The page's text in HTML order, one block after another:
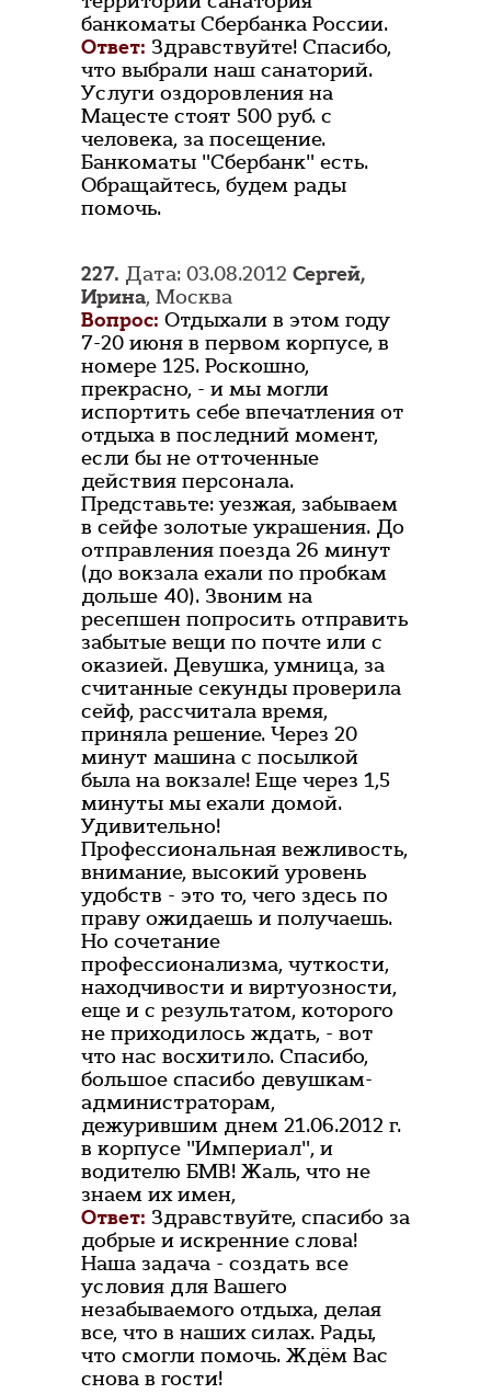
банкоматы Сбербанка России.
Ответ: Здравствуйте! Спасибо,
что выбрали наш санаторий.
Услуги оздоровления на
Мацесте стоят 500 руб. с
человека, за посещение.
Банкоматы "Сбербанк" есть.
Обращайтесь, будем рады
помочь.
227. Дата: 03.08.2012 Сергей,
Ирина, Москва
Вопрос: Отдыхали в этом году
7-20 июня в первом корпусе, в
номере 125. Роскошно,
прекрасно, - и мы могли
испортить себе впечатления от
отдыха в последний момент,
если бы не отточенные
действия персонала.
Представьте: уезжая, забываем
в сейфе золотые украшения. До
отправления поезда 26 минут
(до вокзала ехали по пробкам
дольше 40). Звоним на
ресепшен попросить отправить
забытые вещи по почте или с
оказией. Девушка, умница, за
считанные секунды проверила
сейф, рассчитала время,
приняла решение. Через 20
минут машина с посылкой
была на вокзале! Еще через 1,5
минуты мы ехали домой.
Удивительно!
Профессиональная вежливость,
внимание, высокий уровень
удобств - это то, чего здесь по
праву ожидаешь и получаешь.
Но сочетание
профессионализма, чуткости,
находчивости и виртуозности,
еще и с результатом, которого
не приходилось ждать, - вот
что нас восхитило. Спасибо,
большое спасибо девушкам-
администраторам,
дежурившим днем 21.06.2012 г.
в корпусе "Империал", и
водителю БМВ! Жаль, что не
знаем их имен,
Ответ: Здравствуйте, спасибо за
добрые и искренние слова!
Наша задача - создать все
условия для Вашего
незабываемого отдыха, делая
все, что в наших силах. Рады,
что смогли помочь. Ждём Вас
снова в гости!